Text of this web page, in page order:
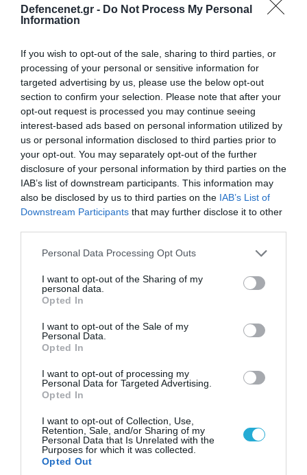
Defencenet.gr - Do Not Process My Personal
Information
If you wish to opt-out of the sale, sharing to third parties, or
processing of your personal or sensitive information for
targeted advertising by us, please use the below opt-out
section to confirm your selection. Please note that after your
opt-out request is processed you may continue seeing
interest-based ads based on personal information utilized by
us or personal information disclosed to third parties prior to
your opt-out. You may separately opt-out of the further
disclosure of your personal information by third parties on the
IAB’s list of downstream participants. This information may
also be disclosed by us to third parties on the IAB’s List of
Downstream Participants that may further disclose it to other
Please note that this website/app uses one or more Google
not limited to your visit or usage behaviour. You may click to
grant or deny consent to Google and its third-party tags to
use your data for below specified purposes in below Google
consent section.
Personal Data Processing Opt Outs
I want to opt-out of the Sharing of my
personal data.
Opted In
I want to opt-out of the Sale of my
Personal Data.
Opted In
I want to opt-out of processing my
Personal Data for Targeted Advertising.
Opted In
I want to opt-out of Collection, Use,
Retention, Sale, and/or Sharing of my
Personal Data that Is Unrelated with the
Purposes for which it was collected.
Opted Out
05.08.2026 | 22:02
Το Ομάν συμφώνησε ότι τα Στενά του Ορμούζ
είναι υπό ιρανική κυριαρχία και επιτεύχθηκε
συμφωνία
06.08.2026 | 09:03
Μαροκινός παράνομος μετανάστης επιτέθηκε
σε 42χρονη σε στάση Τραμ στην Ισπανία και